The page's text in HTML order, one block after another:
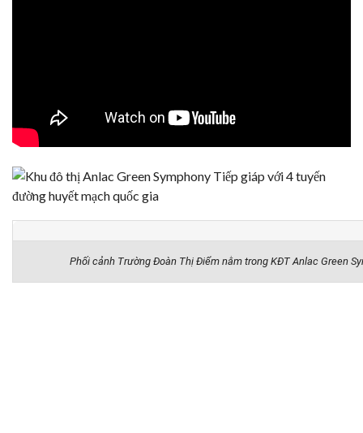
Phối cảnh Trường Đoàn Thị Điểm nằm trong KĐT Anlac Green